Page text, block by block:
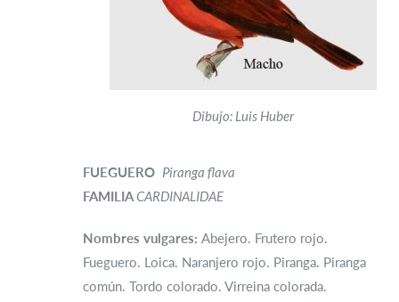
Dibujo: Luis Huber
FUEGUERO Piranga flava
FAMILIACARDINALIDAE
Nombres vulgares: Abejero. Frutero rojo.
Fueguero. Loica. Naranjero rojo. Piranga. Piranga
común. Tordo colorado. Virreina colorada.